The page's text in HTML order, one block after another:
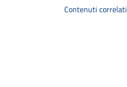
Contenuti correlati